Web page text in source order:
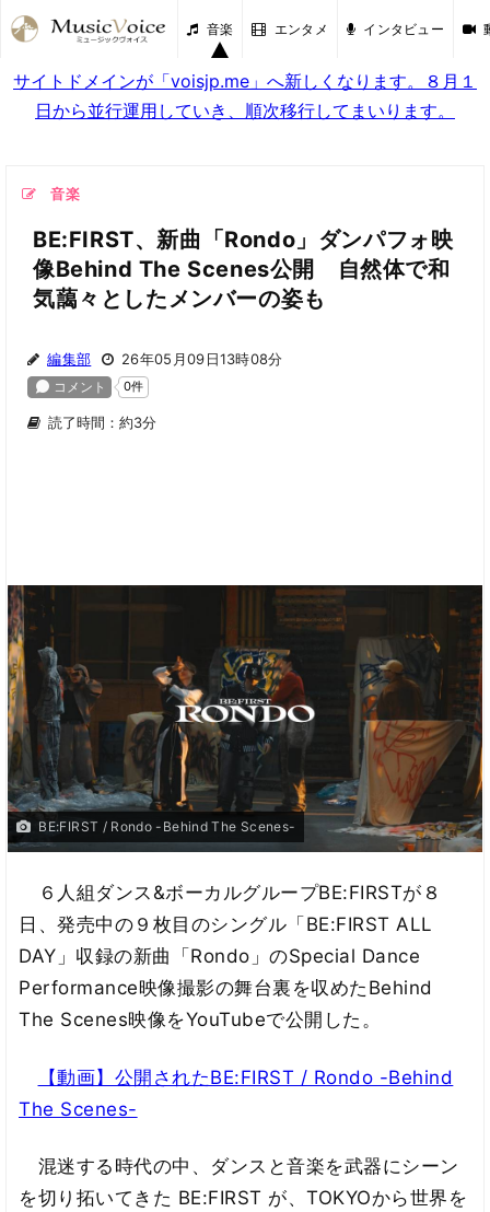
音楽 エンタメ インタビュー
サイトドメインが「voisjp.me」へ新しくなります。８月１
日から並行運用していき、順次移行してまいります。
音楽
BE:FIRST、新曲「Rondo」ダンパフォ映
像Behind The Scenes公開 自然体で和
気藹々としたメンバーの姿も
編集部 26年05月09日13時08分
読了時間：約3分
BE:FIRST / Rondo -Behind The Scenes-
６人組ダンス&ボーカルグループBE:FIRSTが８
日、発売中の９枚目のシングル「BE:FIRST ALL
DAY」収録の新曲「Rondo」のSpecial Dance
Performance映像撮影の舞台裏を収めたBehind
The Scenes映像をYouTubeで公開した。
【動画】公開されたBE:FIRST / Rondo -Behind
The Scenes-
混迷する時代の中、ダンスと音楽を武器にシーン
を切り拓いてきた BE:FIRST が、TOKYOから世界を